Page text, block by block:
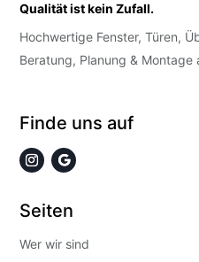
Qualität ist kein Zufall.
Hochwertige Fenster, Türen,
Beratung, Planung & Montage
Finde uns auf
Seiten
Wer wir sind